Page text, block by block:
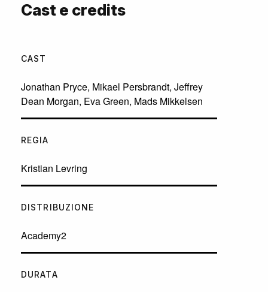
Cast e credits
CAST
Jonathan Pryce, Mikael Persbrandt, Jeffrey
Dean Morgan, Eva Green, Mads Mikkelsen
REGIA
Kristian Levring
DISTRIBUZIONE
Academy2
DURATA